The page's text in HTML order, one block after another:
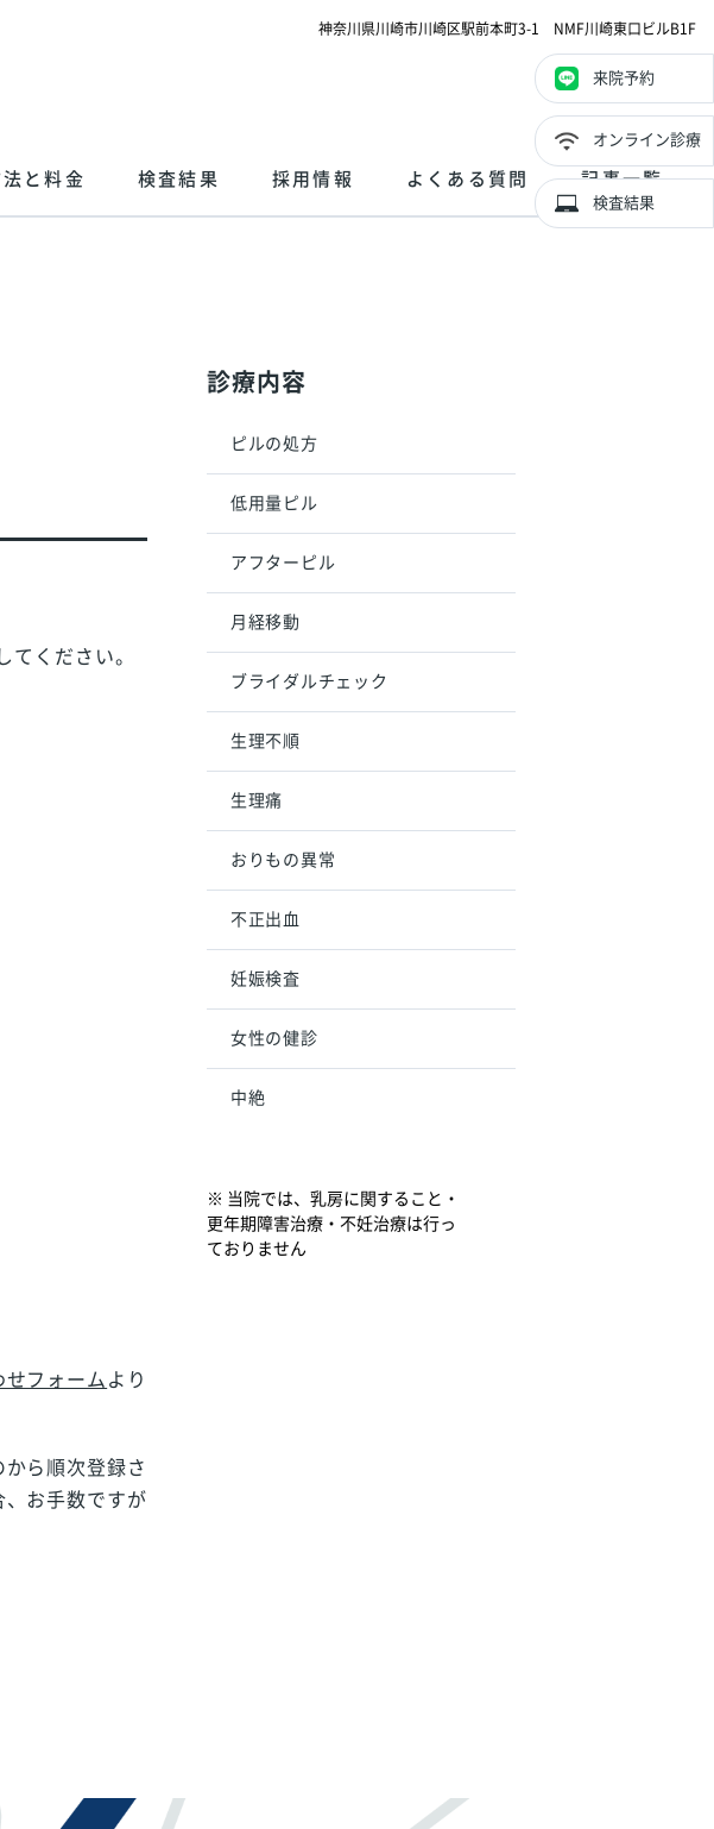
神奈川県川崎市川崎区駅前本町3-1 NMF川崎東口ビルB1F
来院予約
オンライン診療
検査結果
と料金 検査結果 採用情報 よくある質問 記事一覧
てください。
せフォーム より
ら順次登録さ
お手数ですが
診療内容
ピルの処方
低用量ピル
アフターピル
月経移動
ブライダルチェック
生理不順
生理痛
おりもの異常
不正出血
妊娠検査
女性の健診
中絶
※ 当院では、乳房に関すること・
更年期障害治療・不妊治療は行っ
ておりません